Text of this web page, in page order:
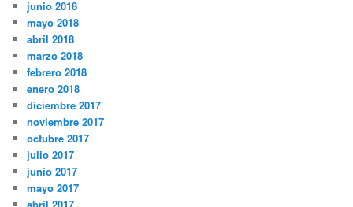
junio 2018
mayo 2018
abril 2018
marzo 2018
febrero 2018
enero 2018
diciembre 2017
noviembre 2017
octubre 2017
julio 2017
junio 2017
mayo 2017